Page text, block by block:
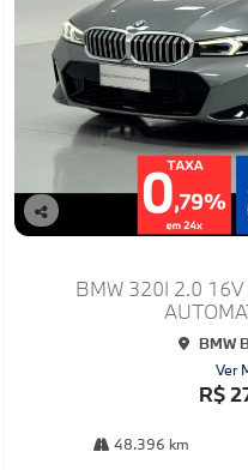
Co
BMW 320I 2.0 16V
BMW
Ver
R$
48.396 km